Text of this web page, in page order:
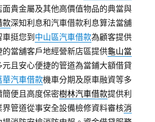
貴金屬及其他高價值物品的典當與
款深知利息和汽車借款利息算法當舖
挺您到 中山區汽車借款為顧客提供
當舖客戶地經營新店區提供龜山當
且安心便捷的管道為當鋪大額借貸
華汽車借款機車分期及原車融資等多
便且高度保密樹林汽車借款提供利
界管道從事安全設備檢修資料審核消